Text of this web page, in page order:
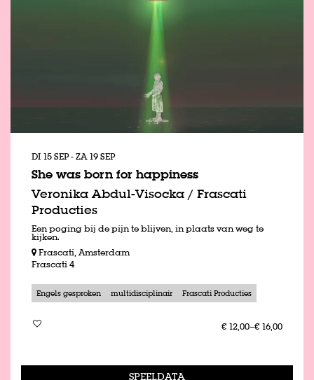
She was born for happiness
Veronika Abdul-Visocka / Frascati
Producties
DI 15 SEP-ZA 19 SEP
Een poging bij de pijn te blijven, in plaats van weg te
kijken.
Frascati, Amsterdam
Frascati 4
Engels gesproken multidisciplinair Frascati Producties
€ 12,00–€ 16,00
SPEELDATA